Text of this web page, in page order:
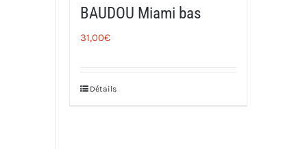
BAUDOU Miami bas
31,00€
Détails